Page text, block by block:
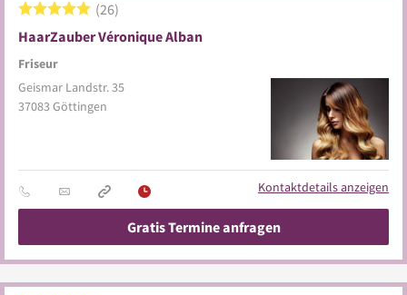
HaarZauber Véronique Alban
Friseur
26
Geismar Landstr. 35
37083 Göttingen
Kontaktdetails anzeigen
Gratis Termine anfragen